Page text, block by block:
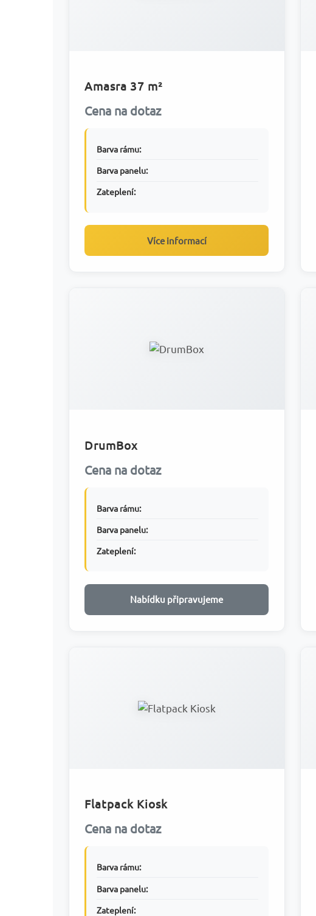
Amasra 37 m²
Cena na dotaz
Barva rámu:
Barva panelu:
Zateplení:
Více informací
DrumBox
Cena na dotaz
Barva rámu:
Barva panelu:
Zateplení:
Nabídku připravujeme
Flatpack Kiosk
Cena na dotaz
Barva rámu:
Barva panelu:
Zateplení: